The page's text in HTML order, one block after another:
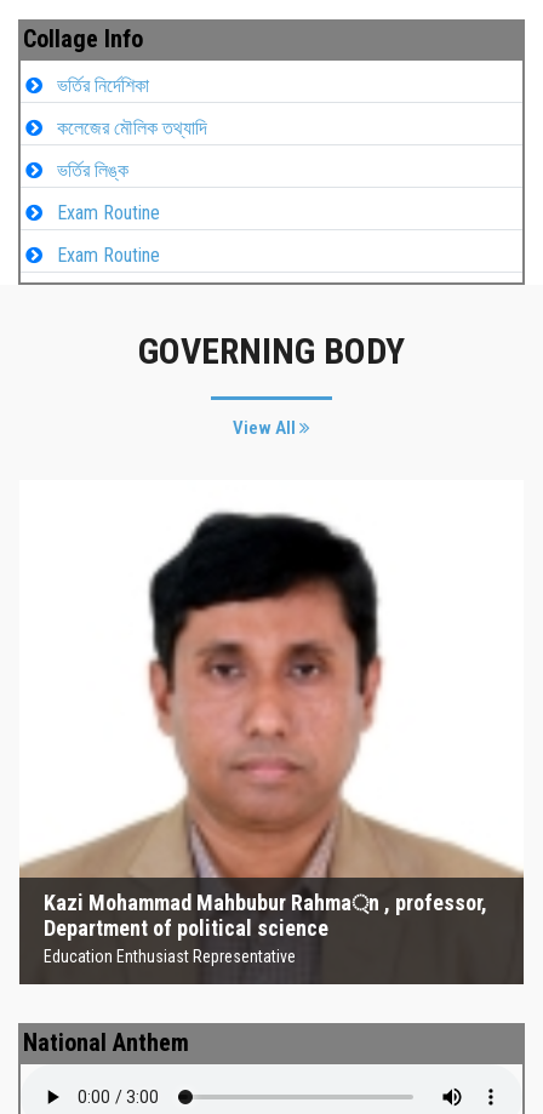
Collage Info
ভর্তির নির্দেশিকা
কলেজের মৌলিক তথ্যাদি
ভর্তির লিঙ্ক
Exam Routine
Exam Routine
GOVERNING BODY
View All
Kazi Mohammad Mahbubur Rahma্‌n , professor,
Department of political science
Education Enthusiast Representative
Kazi Mohammad Mahbubur
Rahma্‌n , professor, Department
of political science
Education Enthusiast Representative
National Anthem